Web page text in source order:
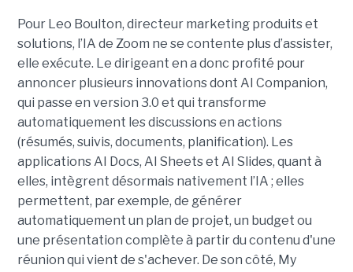
Pour Leo Boulton, directeur marketing produits et
solutions, l’IA de Zoom ne se contente plus d’assister,
elle exécute. Le dirigeant en a donc profité pour
annoncer plusieurs innovations dont AI Companion,
qui passe en version 3.0 et qui transforme
automatiquement les discussions en actions
(résumés, suivis, documents, planification). Les
applications AI Docs, AI Sheets et AI Slides, quant à
elles, intègrent désormais nativement l’IA ; elles
permettent, par exemple, de générer
automatiquement un plan de projet, un budget ou
une présentation complète à partir du contenu d'une
réunion qui vient de s'achever. De son côté, My